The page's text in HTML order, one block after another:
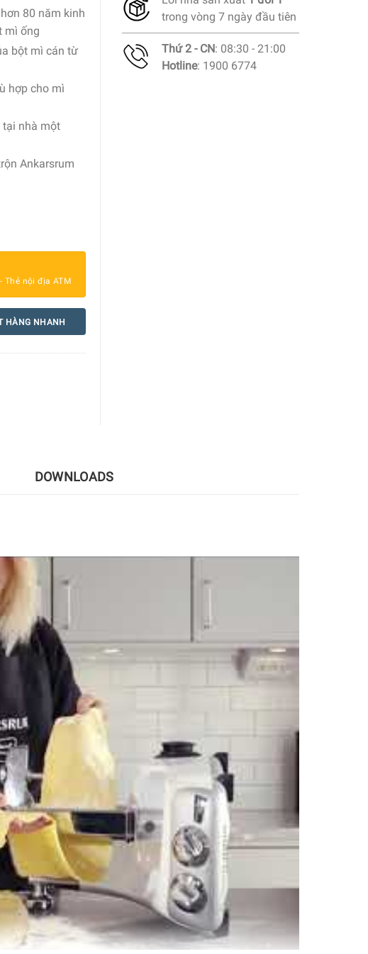
80 năm kinh
mì ống
bột mì cán từ
hợp cho mì
nhà một
Ankarsrum
Ankarsrum 920900084 số lượng
Thẻ nội địa ATM
HÀNG NHANH
trong vòng 7 ngày đầu tiên
Thứ 2 - CN: 08:30 - 21:00
Hotline: 1900 6774
DOWNLOADS